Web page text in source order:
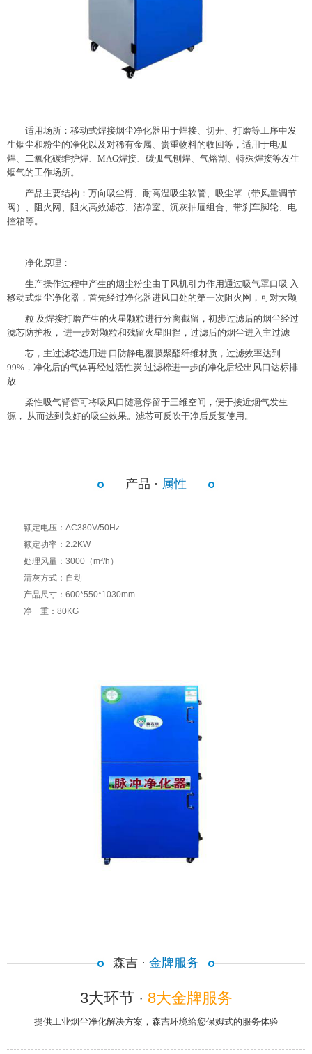
适用场所：移动式焊接烟尘净化器用于焊接、切开、打磨等工序中发
生烟尘和粉尘的净化以及对稀有金属、贵重物料的收回等，适用于电弧
焊、二氧化碳维护焊、MAG焊接、碳弧气刨焊、气熔割、特殊焊接等发生
烟气的工作场所。
产品主要结构：万向吸尘臂、耐高温吸尘软管、吸尘罩（带风量调节
阀）、阻火网、阻火高效滤芯、洁净室、沉灰抽屉组合、带刹车脚轮、电
控箱等。
净化原理：
生产操作过程中产生的烟尘粉尘由于风机引力作用通过吸气罩口吸 入
移动式烟尘净化器，首先经过净化器进风口处的第一次阻火网，可对大颗
粒 及焊接打磨产生的火星颗粒进行分离截留，初步过滤后的烟尘经过
滤芯防护板， 进一步对颗粒和残留火星阻挡，过滤后的烟尘进入主过滤
芯，主过滤芯选用进 口防静电覆膜聚酯纤维材质，过滤效率达到
99%，净化后的气体再经过活性炭 过滤棉进一步的净化后经出风口达标排
放.
柔性吸气臂管可将吸风口随意停留于三维空间，便于接近烟气发生
源， 从而达到良好的吸尘效果。滤芯可反吹干净后反复使用。
产品 · 属性
额定电压：AC380V/50Hz
额定功率：2.2KW
处理风量：3000（m³/h）
清灰方式：自动
产品尺寸：600*550*1030mm
净 重：80KG
森吉 · 金牌服务
3大环节 · 8大金牌服务
提供工业烟尘净化解决方案，森吉环境给您保姆式的服务体验